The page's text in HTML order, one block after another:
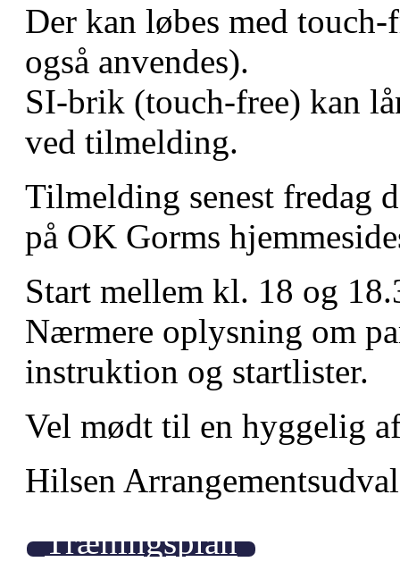
Der kan løbes med
også anvendes).
SI-brik (touch-free) kan
ved tilmelding.
Tilmelding senest fredag
på OK Gorms
Start mellem kl. 18 og
Nærmere oplysning om
instruktion og startlister.
Vel mødt til en hyggelig
Hilsen
Træningsplan